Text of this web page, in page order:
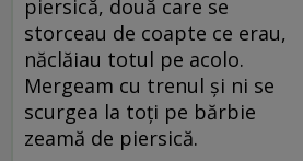
piersică, două care se
storceau de coapte ce erau,
năclăiau totul pe acolo.
Mergeam cu trenul și ni se
scurgea la toți pe bărbie
zeamă de piersică.